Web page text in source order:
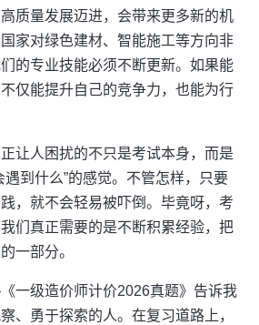
质量发展迈进，会带来更多新的机
家对绿色建材、智能施工等方向非
的专业技能必须不断更新。如果能
仅能提升自己的竞争力，也能为行
让人困扰的不只是考试本身，而是
遇到什么”的感觉。不管怎样，只要
，就不会轻易被吓倒。毕竟呀，考
们真正需要的是不断积累经验，把
一部分。
一级造价师计价2026真题》告诉我
、勇于探索的人。在复习道路上，